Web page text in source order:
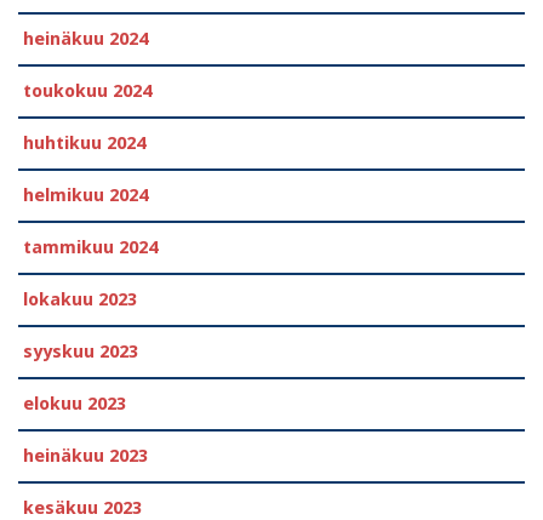
heinäkuu 2024
toukokuu 2024
huhtikuu 2024
helmikuu 2024
tammikuu 2024
lokakuu 2023
syyskuu 2023
elokuu 2023
heinäkuu 2023
kesäkuu 2023